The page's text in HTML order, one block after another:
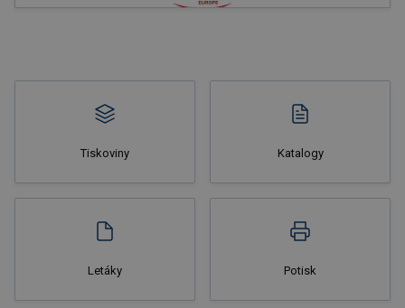
Tiskoviny Katalogy
Letáky Potisk